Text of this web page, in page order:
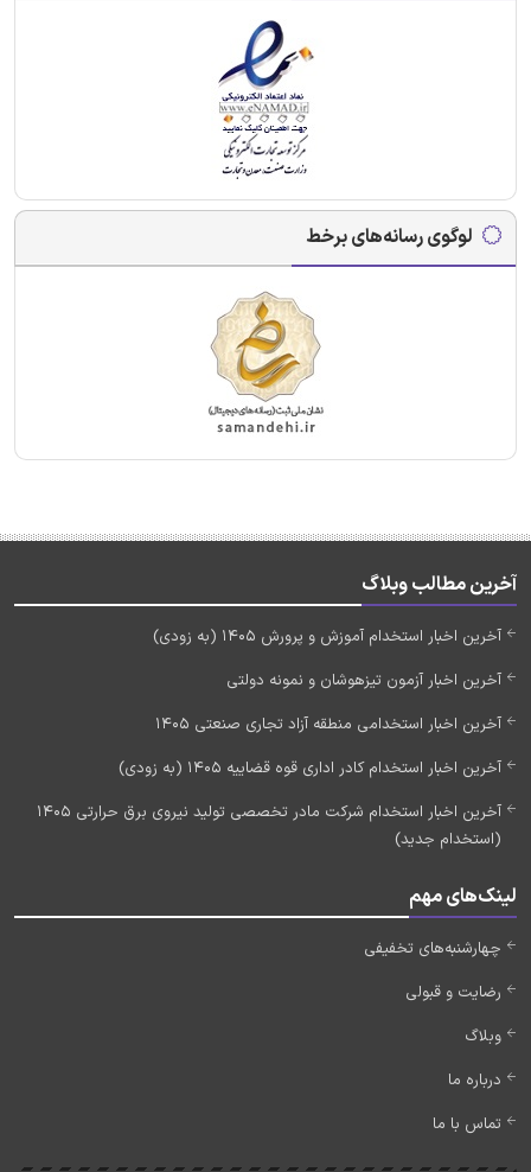
لوگوی رسانه‌های برخط
آخرین مطالب وبلاگ
آخرین اخبار استخدام آموزش و پرورش 1405 (به زودی)
آخرین اخبار آزمون تیزهوشان و نمونه دولتی
آخرین اخبار استخدامی منطقه آزاد تجاری صنعتی 1405
آخرین اخبار استخدام کادر اداری قوه قضاییه 1405 (به زودی)
آخرین اخبار استخدام شرکت مادر تخصصی تولید نیروی برق حرارتی 1405
(استخدام جدید)
لینک‌های مهم
چهارشنبه‌های تخفیفی
رضایت و قبولی
وبلاگ
درباره ما
تماس با ما